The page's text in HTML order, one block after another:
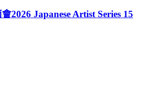
2026 Japanese Artist Series 15